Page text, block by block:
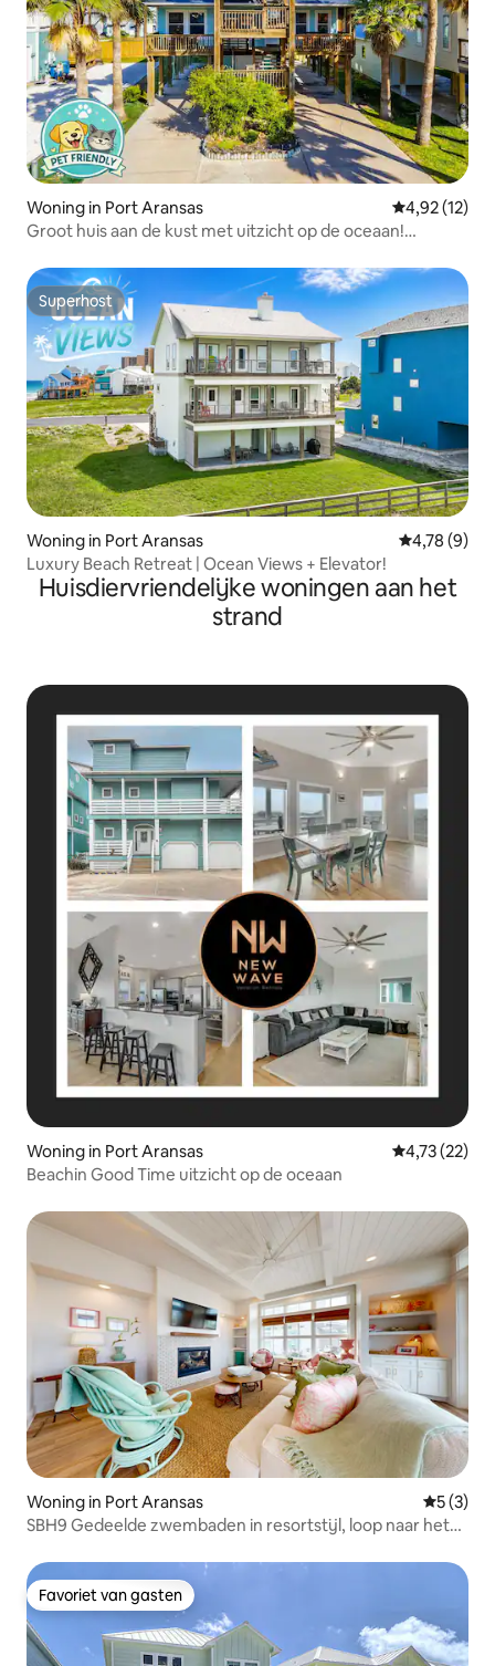
Woning in Port Aransas Gemiddelde
4,92 (12)
Groot huis aan de kust met uitzicht op de oceaan!
Superhost
Superhost
Woning in Port Aransas
4,78 (9)
Luxury Beach Retreat | Ocean Views + Elevator!
Huisdiervriendelijke woningen aan het
strand
Woning in Port Aransas Gemiddelde
4,73 (22)
Beachin Good Time uitzicht op de oceaan
Woning in Port Aransas
5 (3)
SBH9 Gedeelde zwembaden in resortstijl, loop naar het
Favoriet van gasten
Favoriet van gasten